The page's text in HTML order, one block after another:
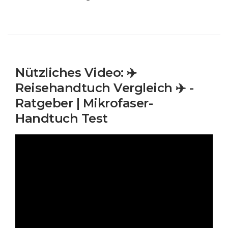
Nützliches Video: ✈️
Reisehandtuch Vergleich ✈️ -
Ratgeber | Mikrofaser-
Handtuch Test